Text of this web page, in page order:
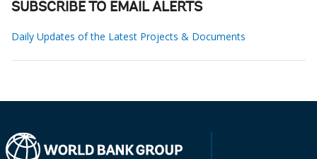
SUBSCRIBE TO EMAIL ALERTS
Daily Updates of the Latest Projects & Documents